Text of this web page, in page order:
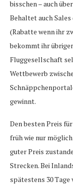
bisschen – auch
Behaltet auch
(Rabatte wenn ihr
bekommt ihr
Fluggesellschaft
Wettbewerb
gewinnt.
Den besten Preis
früh wie nur
guter Preis
Strecken. Bei
spätestens 30 Tage